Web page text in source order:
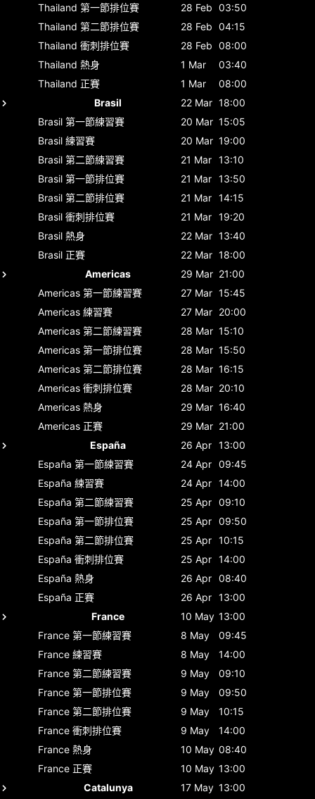
Thailand 第一節排位賽 28 Feb 03:50
Thailand 第二節排位賽 28 Feb 04:15
Thailand 衝刺排位賽 28 Feb 08:00
Thailand 熱身 1 Mar
03:40
Thailand 正賽 1 Mar
08:00
Brasil
22 Mar 18:00
Brasil 第一節練習賽 20 Mar 15:05
Brasil 練習賽 20 Mar 19:00
Brasil 第二節練習賽 21 Mar 13:10
Brasil 第一節排位賽 21 Mar 13:50
Brasil 第二節排位賽 21 Mar 14:15
Brasil 衝刺排位賽 21 Mar 19:20
Brasil 熱身 22 Mar 13:40
Brasil 正賽 22 Mar 18:00
Americas
29 Mar 21:00
Americas 第一節練習賽 27 Mar 15:45
Americas 練習賽 27 Mar 20:00
Americas 第二節練習賽 28 Mar 15:10
Americas 第一節排位賽 28 Mar 15:50
Americas 第二節排位賽 28 Mar 16:15
Americas 衝刺排位賽 28 Mar 20:10
Americas 熱身 29 Mar 16:40
Americas 正賽 29 Mar 21:00
España
26 Apr 13:00
España 第一節練習賽 24 Apr 09:45
España 練習賽 24 Apr 14:00
España 第二節練習賽 25 Apr 09:10
España 第一節排位賽 25 Apr 09:50
España 第二節排位賽 25 Apr 10:15
España 衝刺排位賽 25 Apr 14:00
España 熱身 26 Apr 08:40
España 正賽 26 Apr 13:00
France
10 May 13:00
France 第一節練習賽 8 May
09:45
France 練習賽 8 May
14:00
France 第二節練習賽 9 May
09:10
France 第一節排位賽 9 May
09:50
France 第二節排位賽 9 May
10:15
France 衝刺排位賽 9 May
14:00
France 熱身 10 May 08:40
France 正賽 10 May 13:00
Catalunya
17 May 13:00